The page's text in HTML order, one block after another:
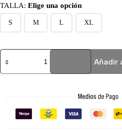
TALLA: Elige una opción
S M L XL
BASIC
BLANCA
Añadir